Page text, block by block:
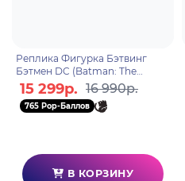
Реплика Фигурка Бэтвинг
Бэтмен DC (Batman: The
Animated Series) Batwing 94см
173666
15 299р. 16 990р.
765 Pop-Баллов
В КОРЗИНУ